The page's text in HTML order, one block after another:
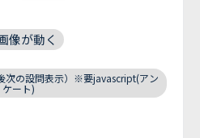
像が動く
次の設問表示）※要javascript(アン
ケート)